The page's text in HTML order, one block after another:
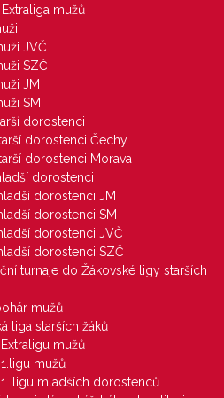
mužů
JVČ
SZČ
JM
SM
dorostenci
dorostenci Čechy
dorostenci Morava
dorostenci
dorostenci JM
dorostenci SM
dorostenci JVČ
dorostenci SZČ
turnaje do Žákovské ligy starších
mužů
liga starších žáků
mužů
mužů
1. ligu mladších dorostenců